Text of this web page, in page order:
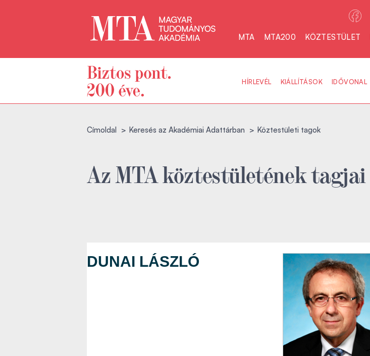
MTA MTA200 KÖZTESTÜLET
HÍRLEVÉL KIÁLLÍTÁSOK IDŐVONAL
Címoldal Keresés az Akadémiai Adattárban Köztestületi tagok
Az MTA köztestületének tagjai
DUNAI LÁSZLÓ